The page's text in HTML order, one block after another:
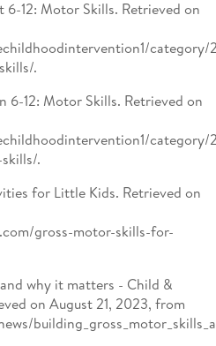
12: Motor Skills. Retrieved on
category/
.
6-12: Motor Skills. Retrieved on
category/
.
for Little Kids. Retrieved on
gross-motor-skills-for-
why it matters - Child &
on August 21, 2023, from